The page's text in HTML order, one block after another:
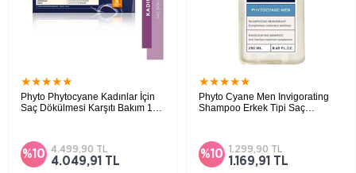
★★★★★
Phyto Phytocyane Kadınlar İçin
Saç Dökülmesi Karşıtı Bakım 12
saçların daha dolgun görünmesine yardımcı
yoğun saç bakım serumudur.
%10
4.049,91 TL
4.499,90 TL
★★★★★
Phyto Cyane Men Invigorating
Shampoo Erkek Tipi Saç
%10
1.169,91 TL
1.299,90 TL